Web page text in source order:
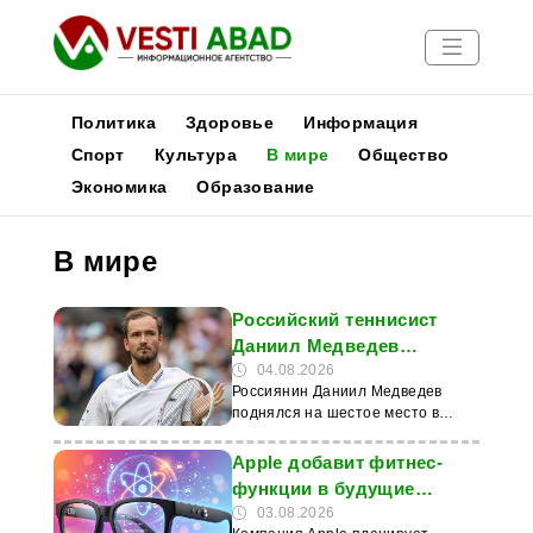
Новости
Медиа
Афиша
Политика Здоровье
Информация
Спорт
Культура В мире
Общество
Экономика
Образование
В мире
Российский теннисист
Даниил Медведев
поднялся на шестое место
рейтинга ATP
04.08.2026
Россиянин Даниил Медведев
поднялся на шестое место в
Ассоциации теннисистов-
профессионалов (ATP). Об этом
передает ТАСС. Медведев не
выступал на прошлой неделе, но
Apple добавит фитнес-
функции в будущие
умные очки
03.08.2026